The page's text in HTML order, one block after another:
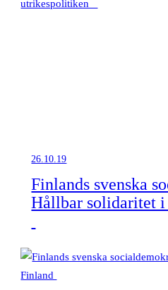
26.10.19
Finlands svenska
Hållbar solidaritet